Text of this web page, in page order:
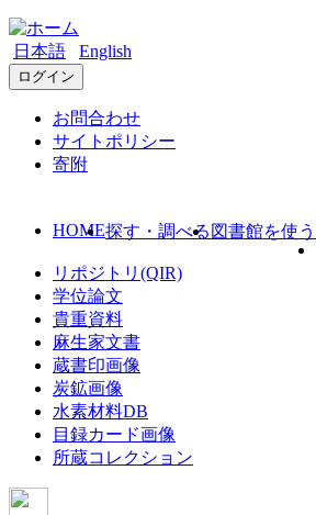
日本語 English
ログイン
お問合わせ
サイトポリシー
寄附
HOME探す・調べる 図書館を使う
リポジトリ(QIR)
学位論文
貴重資料
麻生家文書
蔵書印画像
炭鉱画像
水素材料DB
目録カード画像
所蔵コレクション